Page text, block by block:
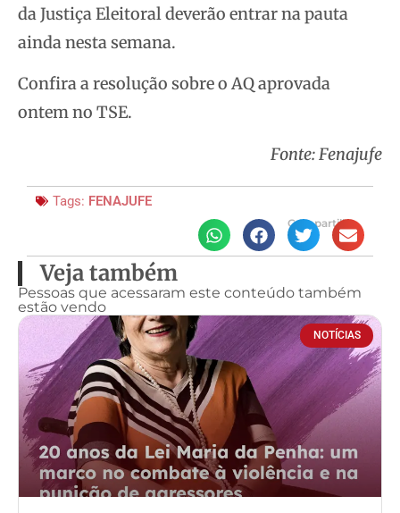
da Justiça Eleitoral deverão entrar na pauta
ainda nesta semana.
Confira a resolução sobre o AQ aprovada
ontem no TSE.
Fonte: Fenajufe
Tags: FENAJUFE
Compartilhe
Veja também
Pessoas que acessaram este conteúdo também
estão vendo
NOTÍCIAS